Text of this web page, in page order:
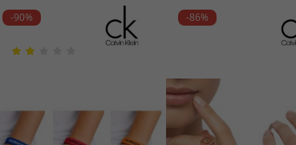
-90% -86%